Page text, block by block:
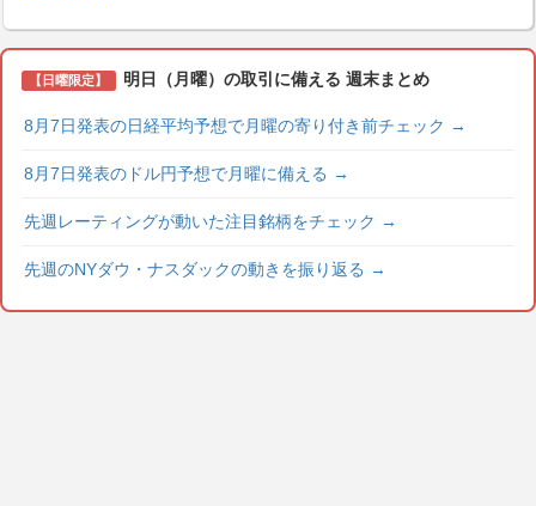
【日曜限定】 明日（月曜）の取引に備える 週末まとめ
8月7日発表の日経平均予想で月曜の寄り付き前チェック →
8月7日発表のドル円予想で月曜に備える →
先週レーティングが動いた注目銘柄をチェック →
先週のNYダウ・ナスダックの動きを振り返る →